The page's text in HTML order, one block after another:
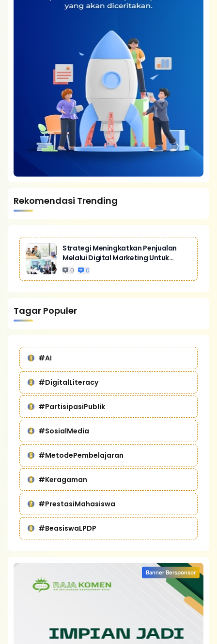
Rekomendasi Trending
Strategi Meningkatkan Penjualan
Melalui Digital Marketing Untuk
Bisnis Yang Lebih Kompetitif
0 0
Tagar Populer
#AI
#DigitalLiteracy
#PartisipasiPublik
#SosialMedia
#MetodePembelajaran
#Keragaman
#PrestasiMahasiswa
#BeasiswaLPDP
Banner Bersponsor